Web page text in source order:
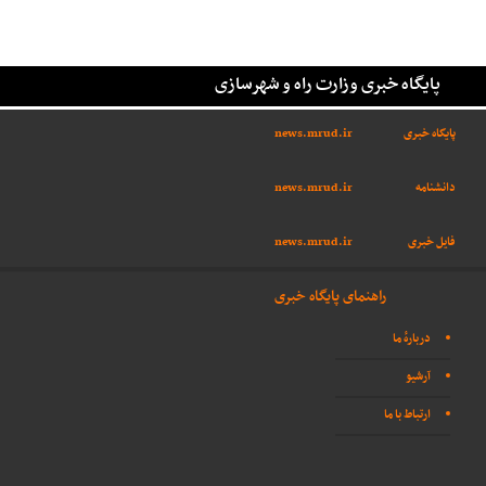
پایگاه خبری وزارت راه و شهرسازی
پایگاه خبری news.mrud.ir
دانشنامه
news.mrud.ir
فایل خبری news.mrud.ir
راهنمای پایگاه خبری
دربارهٔ ما
آرشیو
ارتباط با ما